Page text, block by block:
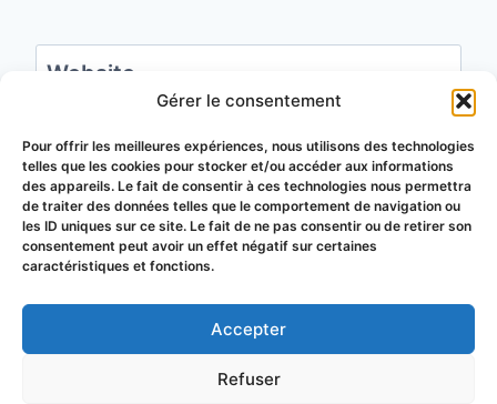
Gérer le consentement
Pour offrir les meilleures expériences, nous utilisons des technologies
telles que les cookies pour stocker et/ou accéder aux informations
des appareils. Le fait de consentir à ces technologies nous permettra
de traiter des données telles que le comportement de navigation ou
les ID uniques sur ce site. Le fait de ne pas consentir ou de retirer son
consentement peut avoir un effet négatif sur certaines
caractéristiques et fonctions.
Accepter
Refuser
Website
Save my name, email, and website in this
browser for the next time I comment.
© 2026 Groupement de Défense